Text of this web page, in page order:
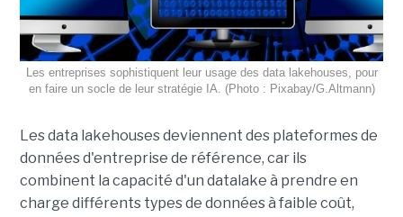
Les entreprises sophistiquent leur usage des data lakehouses, pour
en faire un socle de leur stratégie IA. (Photo : Pixabay/G.Altmann)
Les data lakehouses deviennent des plateformes de
données d'entreprise de référence, car ils
combinent la capacité d'un datalake à prendre en
charge différents types de données à faible coût,